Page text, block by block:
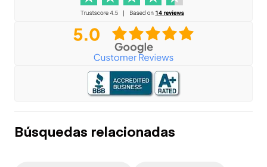
Búsquedas relacionadas